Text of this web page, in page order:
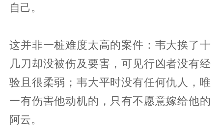
自己。
这并非一桩难度太高的案件：韦大挨了十
几刀却没被伤及要害，可见行凶者没有经
验且很柔弱；韦大平时没有任何仇人，唯
一有伤害他动机的，只有不愿意嫁给他的
阿云。